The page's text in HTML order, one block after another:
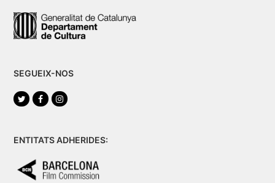
SEGUEIX-NOS
TwitterFacebookInstagram
ENTITATS ADHERIDES: